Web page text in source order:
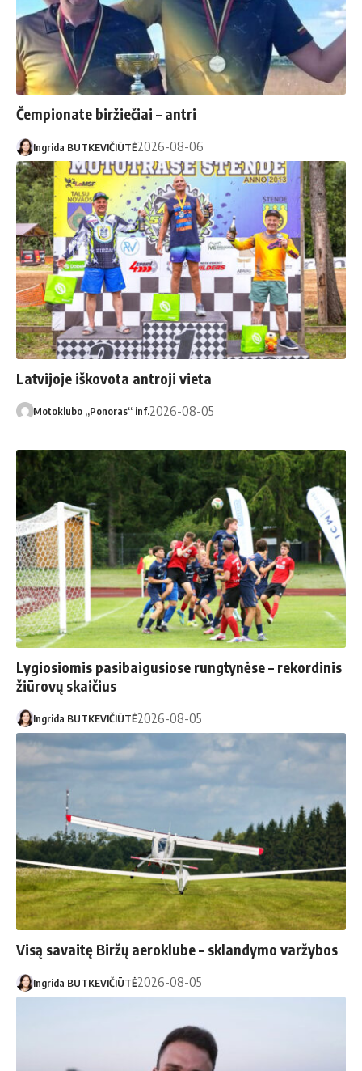
Čempionate biržiečiai – antri
Ingrida BUTKEVIČIŪTĖ2026-08-06
Latvijoje iškovota antroji vieta
Motoklubo „Ponoras“ inf.2026-08-05
Lygiosiomis pasibaigusiose rungtynėse – rekordinis
žiūrovų skaičius
Ingrida BUTKEVIČIŪTĖ2026-08-05
Visą savaitę Biržų aeroklube – sklandymo varžybos
Ingrida BUTKEVIČIŪTĖ2026-08-05